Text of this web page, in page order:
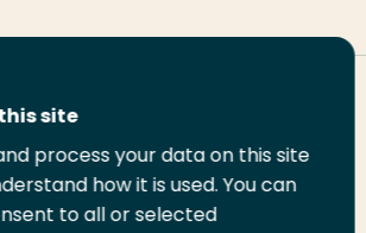
EmailPrint
site
process your data on this site
how it is used. You can
to all or selected